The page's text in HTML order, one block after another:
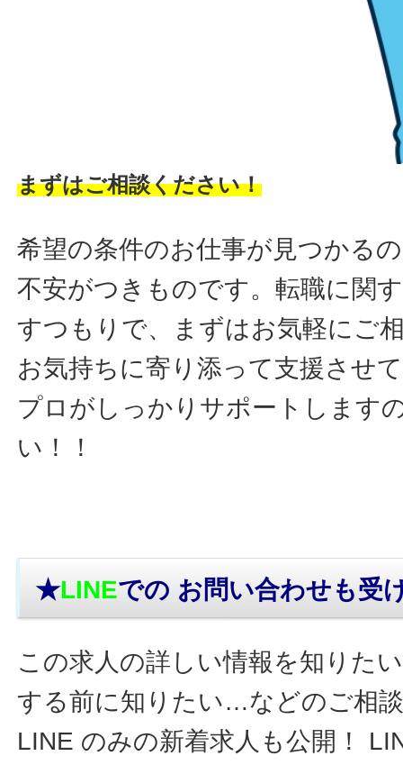
まずはご相談ください！
希望の条件のお仕事が見つかる
不安がつきものです。転職に関
すつもりで、まずはお気軽にご
お気持ちに寄り添って支援させ
プロがしっかりサポートします
い！！
★LINEでの お問い合わせも受
この求人の詳しい情報を知りた
する前に知りたい…などのご相
LINE のみの新着求人も公開！